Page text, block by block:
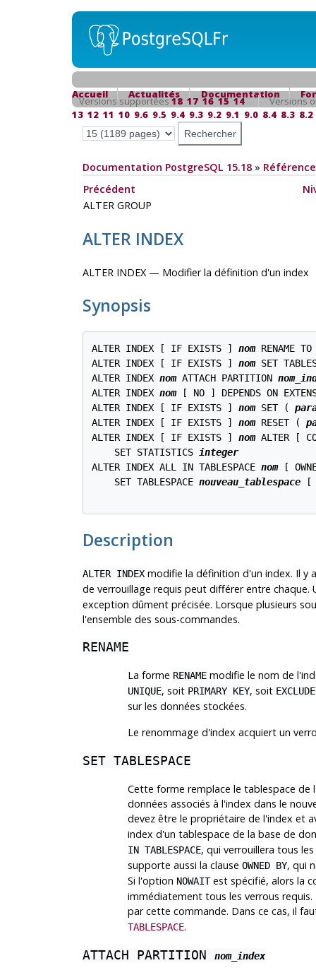
Accueil Actualités Documentation
Versions supportées18 17 16 15 14
Versions
13 12 11 10 9.6 9.5 9.4 9.3 9.2 9.1 9.0 8.4 8.3 8.2
Documentation PostgreSQL 15.18» Référence
Précédent
ALTER GROUP
ALTER INDEX
ALTER INDEX — Modifier la définition d'un index
Synopsis
ALTER INDEX [ IF EXISTS ] nom RENAME
ALTER INDEX [ IF EXISTS ] nom SET
ALTER INDEX nom ATTACH PARTITION
ALTER INDEX nom [ NO ] DEPENDS ON
ALTER INDEX [ IF EXISTS ] nom SET (
ALTER INDEX [ IF EXISTS ] nom RESET (
ALTER INDEX [ IF EXISTS ] nom ALTER [
    SET STATISTICS
integer
ALTER INDEX ALL IN TABLESPACE nom [
    SET TABLESPACE
nouveau_tablespace [
Description
ALTER INDEXmodifie la définition d'un index. Il y
de verrouillage requis peut différer entre chaque.
exception dûment précisée. Lorsque plusieurs
l'ensemble des sous-commandes.
RENAME
La forme RENAMEmodifie le nom de
UNIQUE, soit PRIMARY KEY, soit EXCLUDE
sur les données stockées.
Le renommage d'index acquiert un
SET TABLESPACE
Cette forme remplace le tablespace de
données associés à l'index dans le
devez être le propriétaire de l'index et
index d'un tablespace de la base de
IN TABLESPACE, qui verrouillera tous
supporte aussi la clause OWNED BY, qui
Si l'option NOWAITest spécifié, alors la
immédiatement tous les verrous
par cette commande. Dans ce cas, il
TABLESPACE.
ATTACH PARTITION nom_index